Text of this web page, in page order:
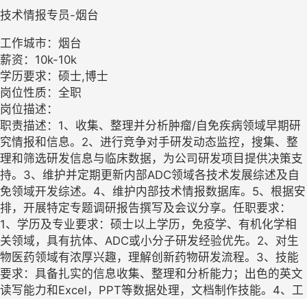
技术情报专员-烟台
工作城市：烟台
薪资：10k-10k
学历要求：硕士,博士
岗位性质：全职
岗位描述：
职责描述：1、收集、整理并分析肿瘤/自免疾病领域早期研
究情报和信息。2、进行竞争对手研发动态监控，搜集、整
理和筛选研发信息与临床数据，为公司研发项目提供决策支
持。3、维护并定期更新内部ADC领域各技术发展综述及自
免领域开发综述。4、维护内部技术情报数据库。5、根据安
排，开展特定专题调研报告撰写及会议分享。任职要求：
1、学历及专业要求：硕士以上学历，免疫学、有机化学相
关领域，具有抗体、ADC或小分子研发经验优先。2、对生
物医药领域有浓厚兴趣，理解创新药物研发流程。3、技能
要求：具备扎实的信息收集、整理和分析能力；出色的英文
读写能力和Excel，PPT等数据处理，文档制作技能。4、工